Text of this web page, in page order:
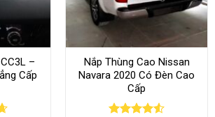
–
Cấp
Nắp Thùng Cao Nissan
Navara 2020 Có Đèn Cao
Cấp